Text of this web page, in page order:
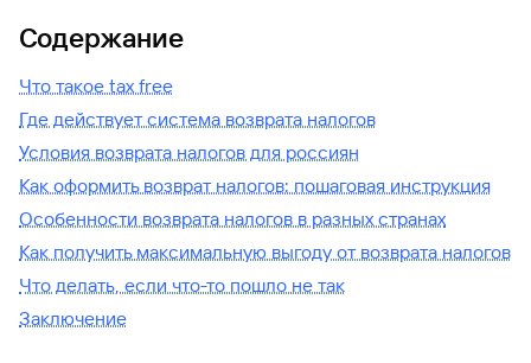
Содержание
Что такое tax free
Где действует система возврата налогов
Условия возврата налогов для россиян
Как оформить возврат налогов: пошаговая инструкция
Особенности возврата налогов в разных странах
Как получить максимальную выгоду от возврата налогов
Что делать, если что-то пошло не так
Заключение